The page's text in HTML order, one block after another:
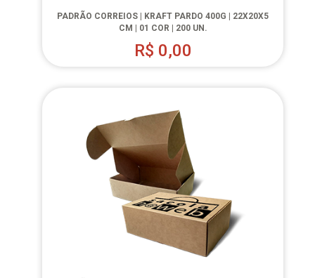
PADRÃO CORREIOS | KRAFT PARDO 400G | 22X20X5
CM | 01 COR | 200 UN.
R$ 0,00